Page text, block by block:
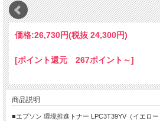
価格:26,730円(税抜 24,300円)
[ポイント還元 267ポイント～]
商品説明
■エプソン 環境推進トナー LPC3T39YV（イエロ